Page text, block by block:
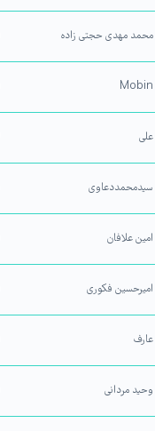
محمد مهدی حجتی زاده
Mobin
علی
سیدمحمددعاوی
امین علافان
امیرحسین فکوری
عارف
وحید مردانی